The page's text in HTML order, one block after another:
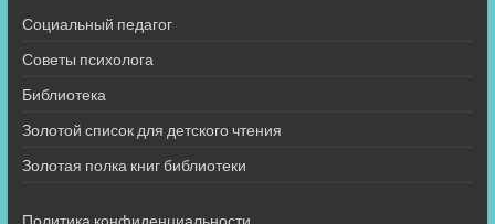
Социальный педагог
Советы психолога
Библиотека
Золотой список для детского чтения
Золотая полка книг библиотеки
Политика конфиденциальности